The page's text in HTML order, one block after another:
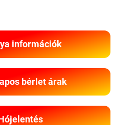
információk
bérlet árak